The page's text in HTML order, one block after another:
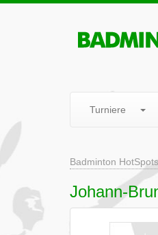
Turniere
Badminton HotSpots
Johann-